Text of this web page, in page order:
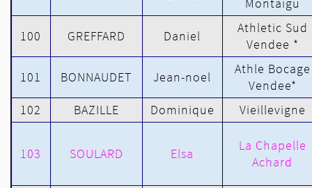
100 GREFFARD Daniel
Athletic Sud
Vendee *
101 BONNAUDET Jean-noel
Athle Bocage
Vendee*
102
BAZILLE Dominique Vieillevigne
103 SOULARD Elsa
La Chapelle
Achard